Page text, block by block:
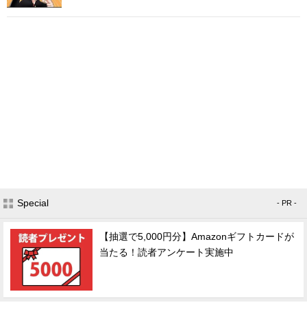
Special - PR -
【抽選で5,000円分】Amazonギフトカードが
当たる！読者アンケート実施中